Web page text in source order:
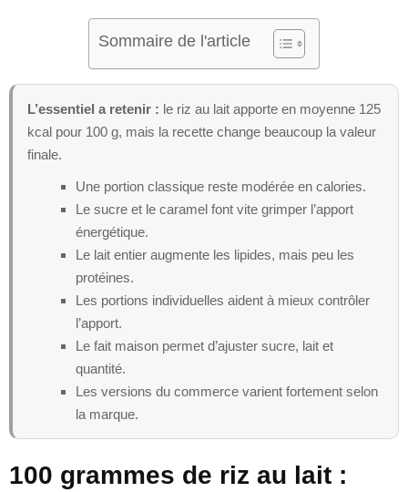
Sommaire de l'article
L’essentiel a retenir : le riz au lait apporte en moyenne 125
kcal pour 100 g, mais la recette change beaucoup la valeur
finale.
Une portion classique reste modérée en calories.
Le sucre et le caramel font vite grimper l’apport
énergétique.
Le lait entier augmente les lipides, mais peu les
protéines.
Les portions individuelles aident à mieux contrôler
l’apport.
Le fait maison permet d’ajuster sucre, lait et
quantité.
Les versions du commerce varient fortement selon
la marque.
100 grammes de riz au lait :